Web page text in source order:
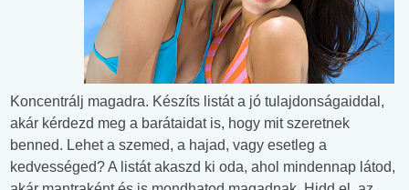
Koncentrálj magadra. Készíts listát a jó tulajdonságaiddal,
akár kérdezd meg a barátaidat is, hogy mit szeretnek
benned. Lehet a szemed, a hajad, vagy esetleg a
kedvességed? A listát akaszd ki oda, ahol mindennap látod,